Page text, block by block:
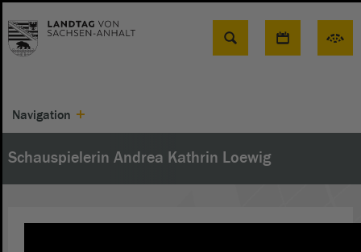
Suche
Navigation
Schauspielerin Andrea Kathrin Loewig